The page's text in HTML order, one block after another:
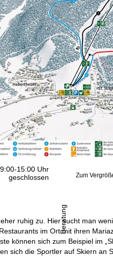
15:00 Uhr
geschlossen
Beratung
Zum
ruhig zu. Hier sucht man
im Ort mit ihren
können sich zum Beispiel im
sich die Sportler auf Skiern